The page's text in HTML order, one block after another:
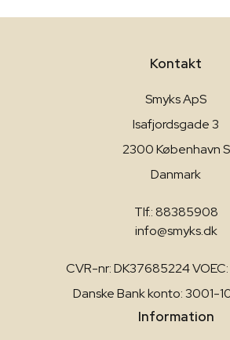
Kontakt
Smyks ApS
Isafjordsgade 3
2300 København S
Danmark
Tlf.: 88385908
info@smyks.dk
CVR-nr: DK37685224
Danske Bank konto: 3001-
Information